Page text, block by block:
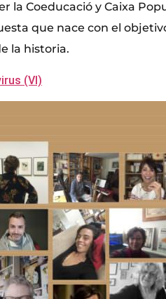
la Coeducació y Caixa
que nace con el
la historia.
(VI)